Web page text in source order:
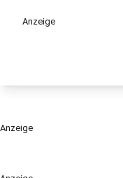
Anzeige
Anzeige